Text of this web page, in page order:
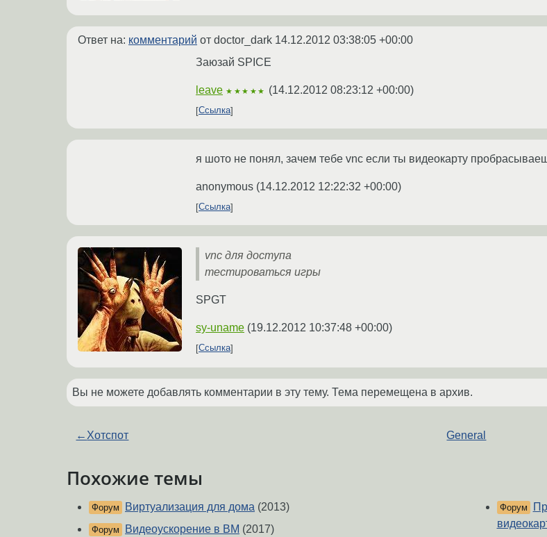
Ответ на: комментарий от doctor_dark 14.12.2012 03:38:05 +00:00
Заюзай SPICE
leave ★★★★★ (14.12.2012 08:23:12 +00:00)
Ссылка
я шото не понял, зачем тебе vnc если ты видеокарту
anonymous (14.12.2012 12:22:32 +00:00)
Ссылка
vnc для доступа
тестироваться игры
SPGT
sy-uname (19.12.2012 10:37:48 +00:00)
Ссылка
Вы не можете добавлять комментарии в эту тему. Тема перемещена в архив.
← Хотспот General
Похожие темы
Форум Виртуализация для дома (2013)
Форум Видеоускорение в ВМ (2017)
Форум